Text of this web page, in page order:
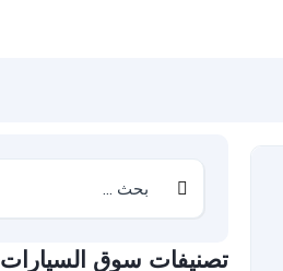
تصنيفات سوق السيارات